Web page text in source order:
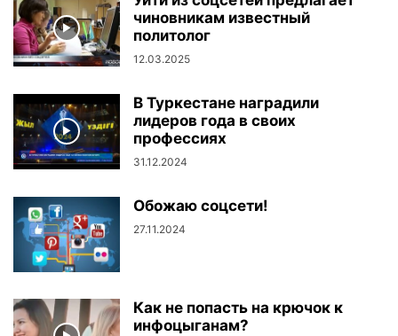
чиновникам известный
политолог
12.03.2025
В Туркестане наградили
лидеров года в своих
профессиях
31.12.2024
Обожаю соцсети!
27.11.2024
Как не попасть на крючок к
инфоцыганам?